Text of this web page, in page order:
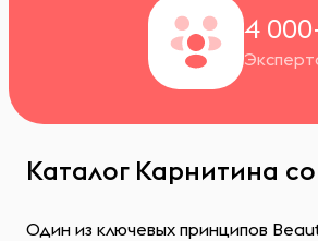
4
Каталог Карнитина
Один из ключевых принципов